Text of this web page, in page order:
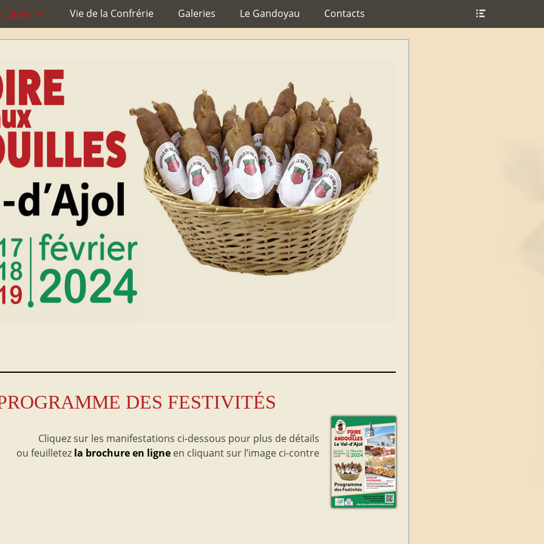
2026 Vie de la Confrérie Galeries Le Gandoyau Contacts
tête
DES FESTIVITÉS
Cliquez sur les manifestations ci-dessous pour plus de détails
ou feuilletez la brochure en ligne en cliquant sur l’image ci-contre